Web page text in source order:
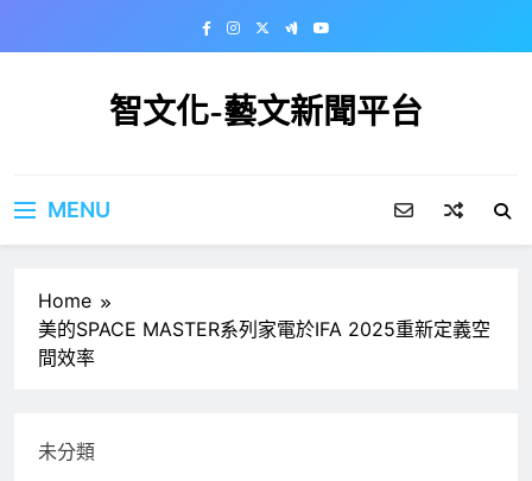
智文化-藝文新聞平台
MENU
Home
美的SPACE MASTER系列家電於IFA 2025重新定義空
間效率
未分類